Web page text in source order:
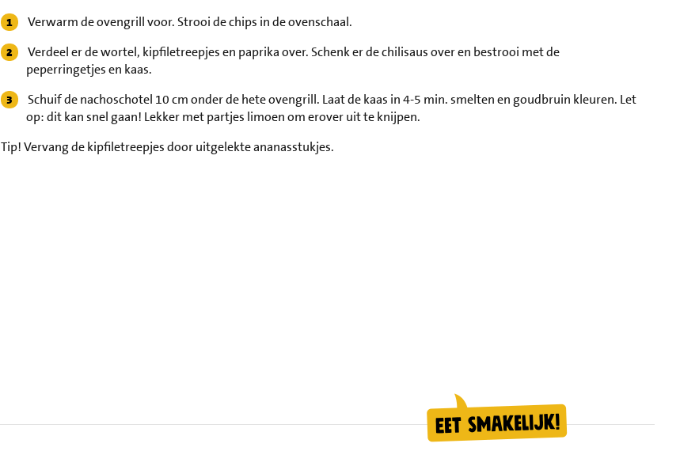
Verwarm de ovengrill voor. Strooi de chips in de ovenschaal.
Verdeel er de wortel, kipfiletreepjes en paprika over. Schenk er de chilisaus over en bestrooi met de
peperringetjes en kaas.
Schuif de nachoschotel 10 cm onder de hete ovengrill. Laat de kaas in 4-5 min. smelten en goudbruin kleuren. Let
op: dit kan snel gaan! Lekker met partjes limoen om erover uit te knijpen.
Tip! Vervang de kipfiletreepjes door uitgelekte ananasstukjes.